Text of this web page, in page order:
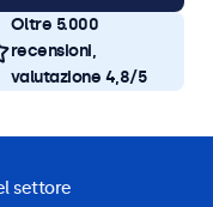
Oltre 5.000
recensioni,
valutazione 4,8/5
settore